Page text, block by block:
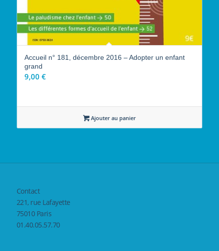
Accueil n° 181, décembre 2016 – Adopter un enfant
grand
9,00 €
Ajouter au panier
Contact
221, rue Lafayette
75010 Paris
01.40.05.57.70